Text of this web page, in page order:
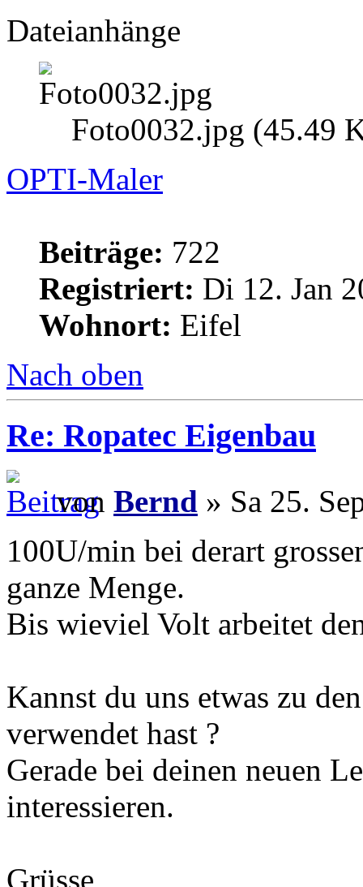
Dateianhänge
Foto0032.jpg (45.49
OPTI-Maler
Beiträge: 722
Registriert: Di 12. Jan
Wohnort: Eifel
Nach oben
Re: Ropatec Eigenbau
von Bernd » Sa 25.
100U/min bei derart
ganze Menge.
Bis wieviel Volt arbeitet
Kannst du uns etwas zu
verwendet hast ?
Gerade bei deinen neuen
interessieren.
Grüsse